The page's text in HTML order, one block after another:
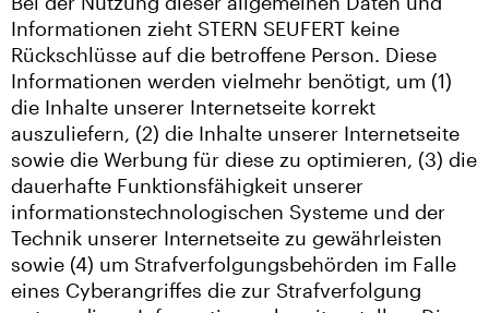
Informationen zieht STERN SEUFERT keine
Rückschlüsse auf die betroffene Person. Diese
Informationen werden vielmehr benötigt, um (1)
die Inhalte unserer Internetseite korrekt
auszuliefern, (2) die Inhalte unserer Internetseite
sowie die Werbung für diese zu optimieren, (3) die
dauerhafte Funktionsfähigkeit unserer
informationstechnologischen Systeme und der
Technik unserer Internetseite zu gewährleisten
sowie (4) um Strafverfolgungsbehörden im Falle
eines Cyberangriffes die zur Strafverfolgung